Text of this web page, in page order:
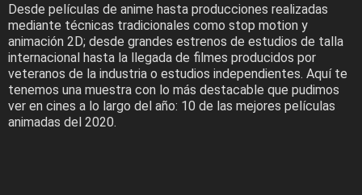
Desde películas de anime hasta producciones realizadas
mediante técnicas tradicionales como stop motion y
animación 2D; desde grandes estrenos de estudios de talla
internacional hasta la llegada de filmes producidos por
veteranos de la industria o estudios independientes. Aquí te
tenemos una muestra con lo más destacable que pudimos
ver en cines a lo largo del año: 10 de las mejores películas
animadas del 2020.